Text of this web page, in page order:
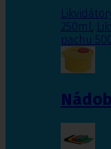
250ml,
pachu